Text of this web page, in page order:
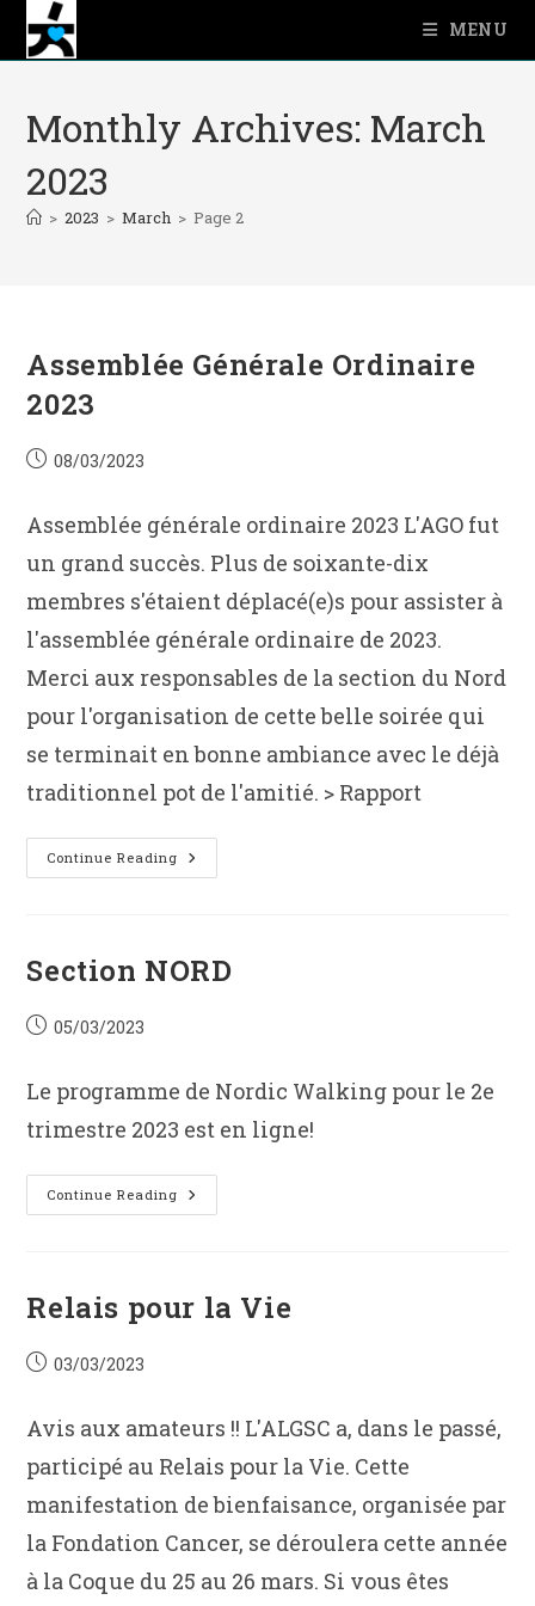
MENU
Monthly Archives: March
2023
> 2023 > March > Page 2
Assemblée Générale Ordinaire
2023
Post08/03/2023
Assemblée générale ordinaire 2023 L'AGO fut
un grand succès. Plus de soixante-dix
membres s'étaient déplacé(e)s pour assister à
l'assemblée générale ordinaire de 2023.
Merci aux responsables de la section du Nord
pour l'organisation de cette belle soirée qui
se terminait en bonne ambiance avec le déjà
traditionnel pot de l'amitié. > Rapport
Continue Reading Assemblée
Générale
Section NORD
Post05/03/2023
Le programme de Nordic Walking pour le 2e
trimestre 2023 est en ligne!
Continue Reading Section
NORD
Relais pour la Vie
Post03/03/2023
Avis aux amateurs !! L'ALGSC a, dans le passé,
participé au Relais pour la Vie. Cette
manifestation de bienfaisance, organisée par
la Fondation Cancer, se déroulera cette année
à la Coque du 25 au 26 mars. Si vous êtes